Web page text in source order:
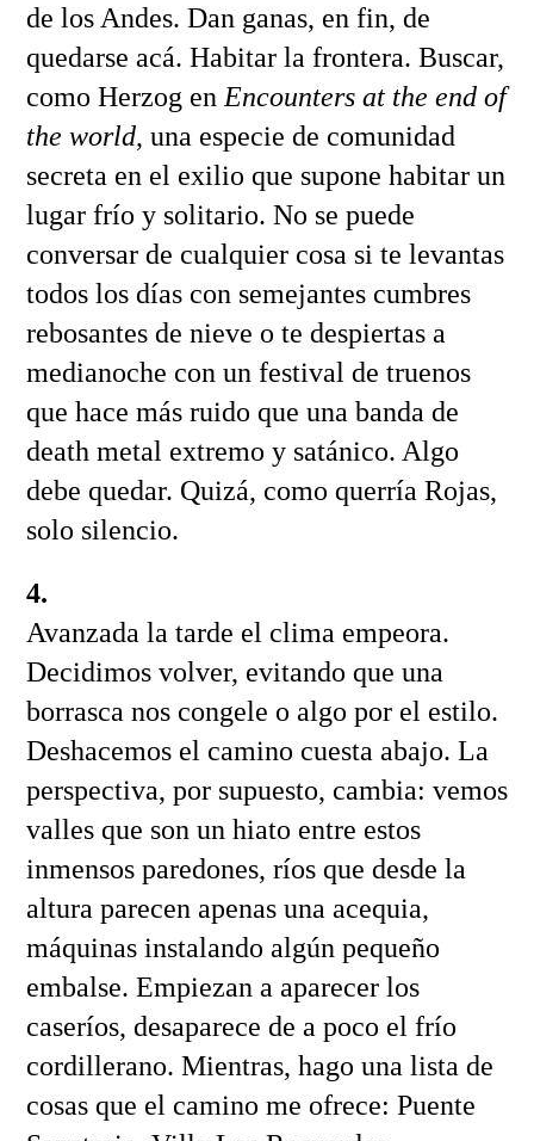
de los Andes. Dan ganas, en fin, de
quedarse acá. Habitar la frontera. Buscar,
como Herzog en Encounters at the end of
the world, una especie de comunidad
secreta en el exilio que supone habitar un
lugar frío y solitario. No se puede
conversar de cualquier cosa si te levantas
todos los días con semejantes cumbres
rebosantes de nieve o te despiertas a
medianoche con un festival de truenos
que hace más ruido que una banda de
death metal extremo y satánico. Algo
debe quedar. Quizá, como querría Rojas,
solo silencio.
4.
Avanzada la tarde el clima empeora.
Decidimos volver, evitando que una
borrasca nos congele o algo por el estilo.
Deshacemos el camino cuesta abajo. La
perspectiva, por supuesto, cambia: vemos
valles que son un hiato entre estos
inmensos paredones, ríos que desde la
altura parecen apenas una acequia,
máquinas instalando algún pequeño
embalse. Empiezan a aparecer los
caseríos, desaparece de a poco el frío
cordillerano. Mientras, hago una lista de
cosas que el camino me ofrece: Puente